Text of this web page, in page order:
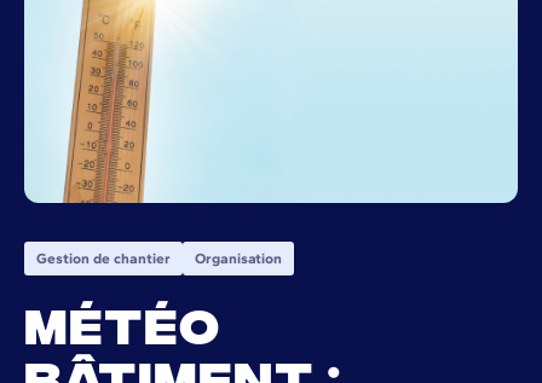
Gestion de chantier Organisation
Météo